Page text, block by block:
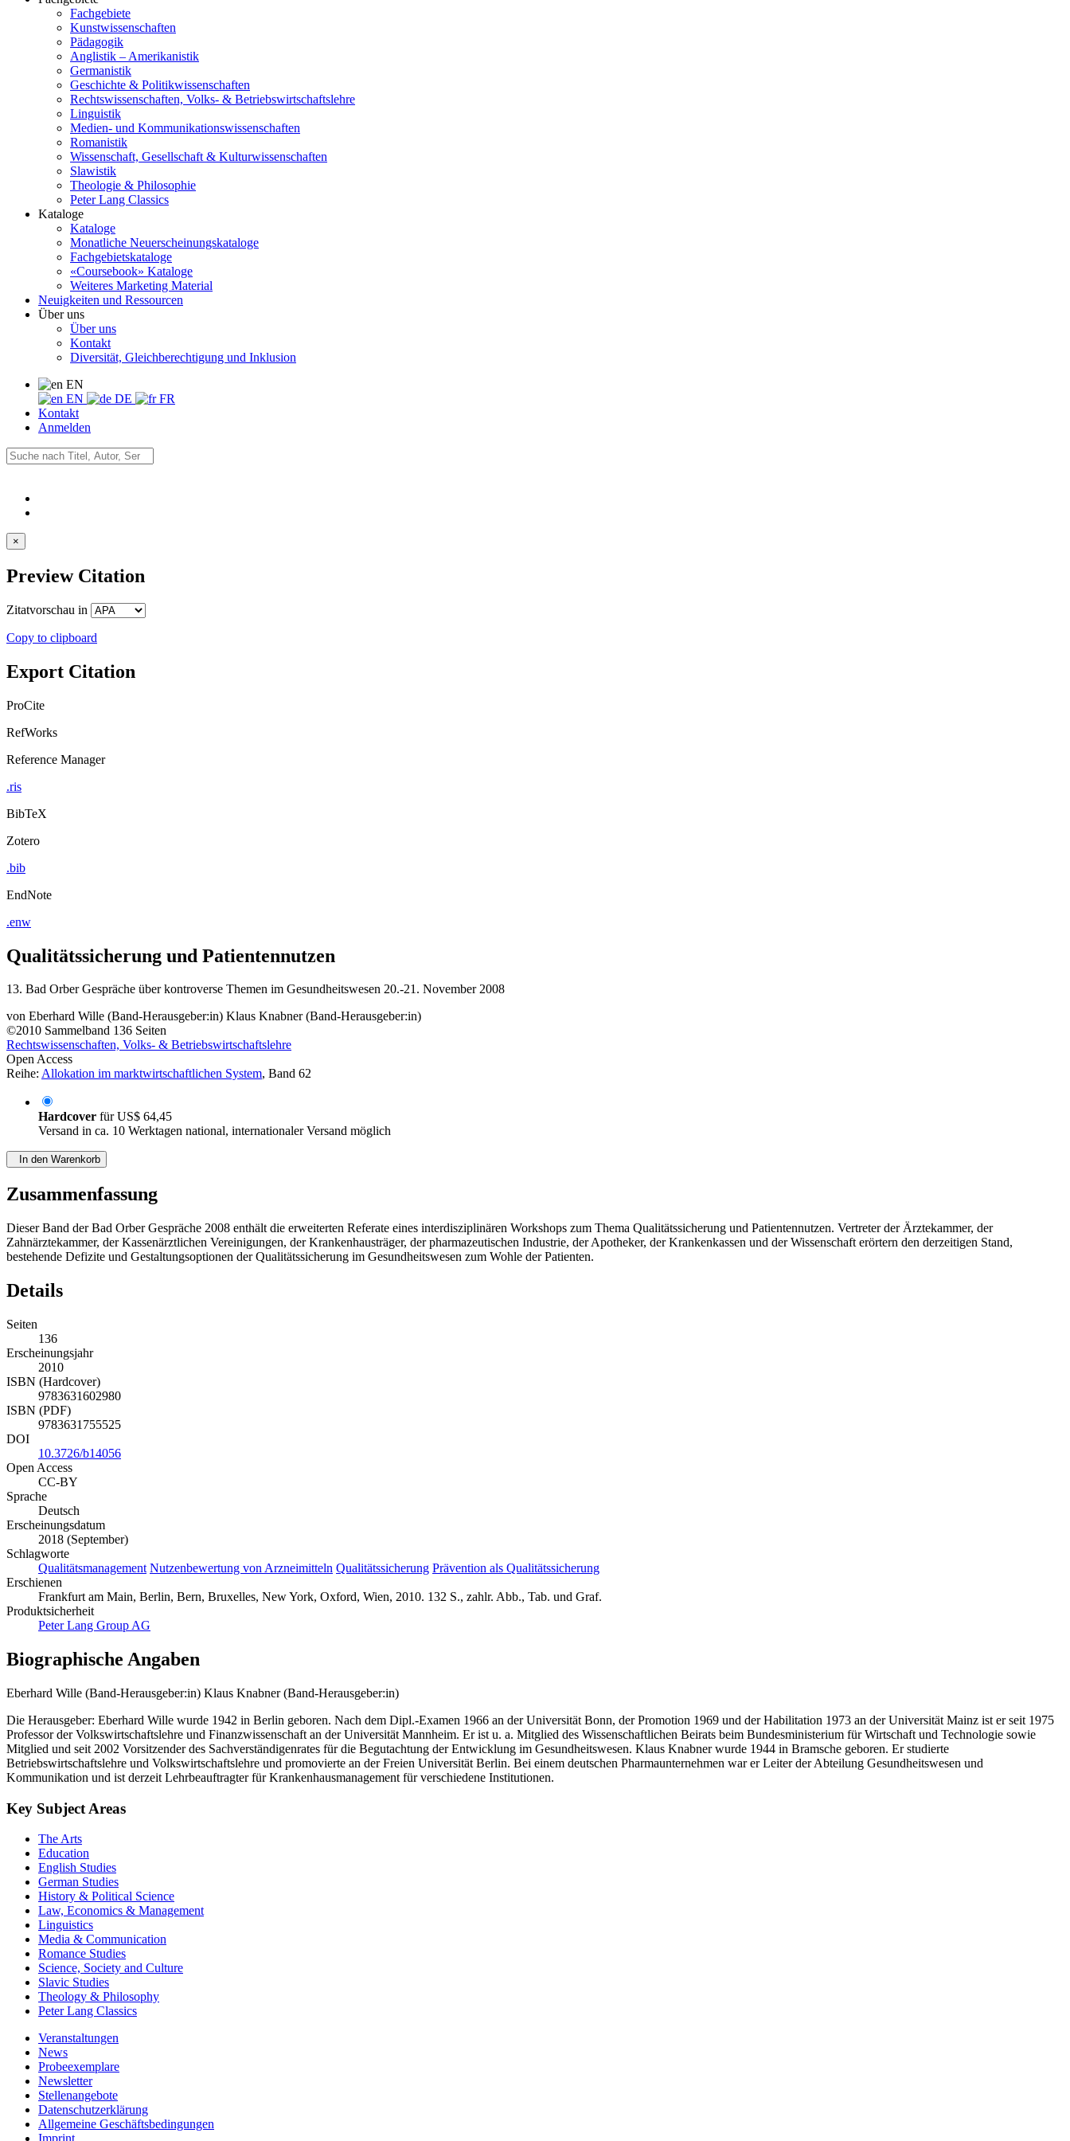
Fachgebiete
Kunstwissenschaften
Pädagogik
Anglistik – Amerikanistik
Germanistik
Geschichte & Politikwissenschaften
Rechtswissenschaften, Volks- & Betriebswirtschaftslehre
Linguistik
Medien- und Kommunikationswissenschaften
Romanistik
Wissenschaft, Gesellschaft & Kulturwissenschaften
Slawistik
Theologie & Philosophie
Peter Lang Classics
Kataloge
Kataloge
Monatliche Neuerscheinungskataloge
Fachgebietskataloge
«Coursebook» Kataloge
Weiteres Marketing Material
Neuigkeiten und Ressourcen
Über uns
Über uns
Kontakt
Diversität, Gleichberechtigung und Inklusion
EN
EN
DE
FR
Kontakt
Anmelden
×
Preview Citation
Zitatvorschau in
Copy to clipboard
Export Citation
ProCite
RefWorks
Reference Manager
.ris
BibTeX
Zotero
.bib
EndNote
.enw
Qualitätssicherung und Patientennutzen
13. Bad Orber Gespräche über kontroverse Themen im Gesundheitswesen 20.-21. November 2008
von Eberhard Wille (Band-Herausgeber:in) Klaus Knabner (Band-Herausgeber:in)
©2010 Sammelband 136 Seiten
Rechtswissenschaften, Volks- & Betriebswirtschaftslehre
Open Access
Reihe: Allokation im marktwirtschaftlichen System, Band 62
Hardcover fürUS$ 64,45
Versand in ca. 10 Werktagen national, internationaler Versand möglich
In den Warenkorb
Zusammenfassung
Dieser Band der Bad Orber Gespräche 2008 enthält die erweiterten Referate eines interdisziplinären Workshops zum Thema Qualitätssicherung und Patientennutzen. Vertreter der Ärztekammer, der
Zahnärztekammer, der Kassenärztlichen Vereinigungen, der Krankenhausträger, der pharmazeutischen Industrie, der Apotheker, der Krankenkassen und der Wissenschaft erörtern den derzeitigen Stand,
bestehende Defizite und Gestaltungsoptionen der Qualitätssicherung im Gesundheitswesen zum Wohle der Patienten.
Details
Seiten
136
Erscheinungsjahr
2010
ISBN (Hardcover)
9783631602980
ISBN (PDF)
9783631755525
DOI
10.3726/b14056
Open Access
CC-BY
Sprache
Deutsch
Erscheinungsdatum
2018 (September)
Schlagworte
Qualitätsmanagement Nutzenbewertung von Arzneimitteln Qualitätssicherung Prävention als Qualitätssicherung
Erschienen
Frankfurt am Main, Berlin, Bern, Bruxelles, New York, Oxford, Wien, 2010. 132 S., zahlr. Abb., Tab. und Graf.
Produktsicherheit
Peter Lang Group AG
Biographische Angaben
Eberhard Wille (Band-Herausgeber:in) Klaus Knabner (Band-Herausgeber:in)
Die Herausgeber: Eberhard Wille wurde 1942 in Berlin geboren. Nach dem Dipl.-Examen 1966 an der Universität Bonn, der Promotion 1969 und der Habilitation 1973 an der Universität Mainz ist er seit 1975
Professor der Volkswirtschaftslehre und Finanzwissenschaft an der Universität Mannheim. Er ist u. a. Mitglied des Wissenschaftlichen Beirats beim Bundesministerium für Wirtschaft und Technologie sowie
Mitglied und seit 2002 Vorsitzender des Sachverständigenrates für die Begutachtung der Entwicklung im Gesundheitswesen. Klaus Knabner wurde 1944 in Bramsche geboren. Er studierte
Betriebswirtschaftslehre und Volkswirtschaftslehre und promovierte an der Freien Universität Berlin. Bei einem deutschen Pharmaunternehmen war er Leiter der Abteilung Gesundheitswesen und
Kommunikation und ist derzeit Lehrbeauftragter für Krankenhausmanagement für verschiedene Institutionen.
Key Subject Areas
The Arts
Education
English Studies
German Studies
History & Political Science
Law, Economics & Management
Linguistics
Media & Communication
Romance Studies
Science, Society and Culture
Slavic Studies
Theology & Philosophy
Peter Lang Classics
Veranstaltungen
News
Probeexemplare
Newsletter
Stellenangebote
Datenschutzerklärung
Allgemeine Geschäftsbedingungen